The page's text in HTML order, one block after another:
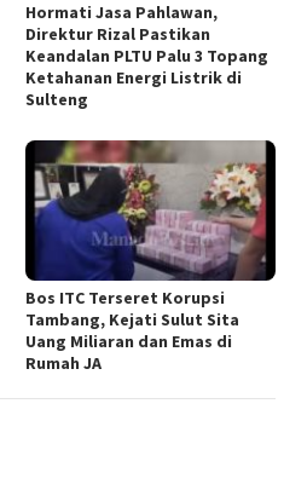
Hormati Jasa Pahlawan,
Direktur Rizal Pastikan
Keandalan PLTU Palu 3 Topang
Ketahanan Energi Listrik di
Sulteng
Bos ITC Terseret Korupsi
Tambang, Kejati Sulut Sita
Uang Miliaran dan Emas di
Rumah JA